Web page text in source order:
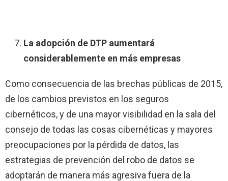
La adopción de DTP aumentará
considerablemente en más empresas
Como consecuencia de las brechas públicas de 2015,
de los cambios previstos en los seguros
cibernéticos, y de una mayor visibilidad en la sala del
consejo de todas las cosas cibernéticas y mayores
preocupaciones por la pérdida de datos, las
estrategias de prevención del robo de datos se
adoptarán de manera más agresiva fuera de la